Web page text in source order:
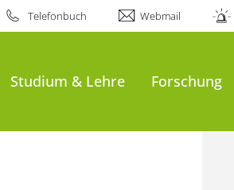
Telefonbuch Webmail
Studium & Lehre Forschung